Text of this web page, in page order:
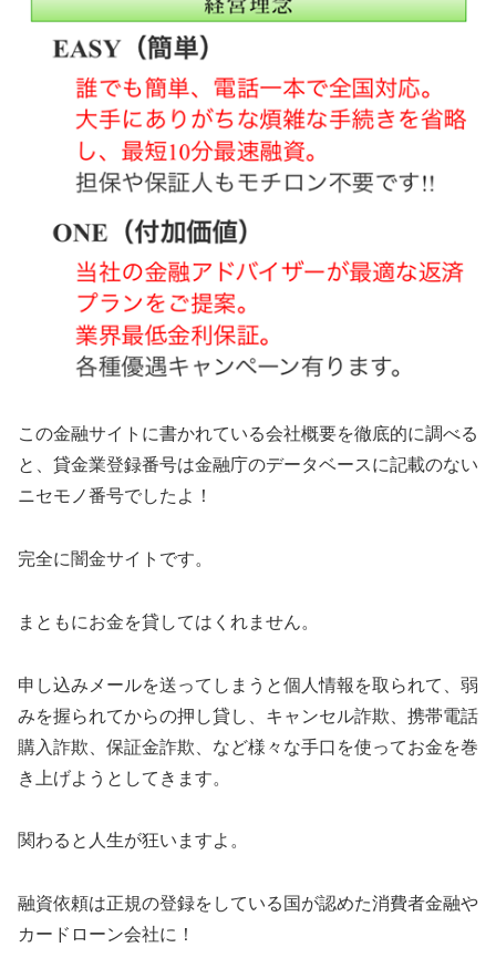
この金融サイトに書かれている会社概要を徹底的に調べる
と、貸金業登録番号は金融庁のデータベースに記載のない
ニセモノ番号でしたよ！
完全に闇金サイトです。
まともにお金を貸してはくれません。
申し込みメールを送ってしまうと個人情報を取られて、弱
みを握られてからの押し貸し、キャンセル詐欺、携帯電話
購入詐欺、保証金詐欺、など様々な手口を使ってお金を巻
き上げようとしてきます。
関わると人生が狂いますよ。
融資依頼は正規の登録をしている国が認めた消費者金融や
カードローン会社に！